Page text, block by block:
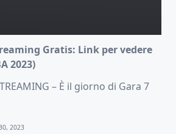
Gratis: Link per vedere
2023)
– È il giorno di Gara 7
2023